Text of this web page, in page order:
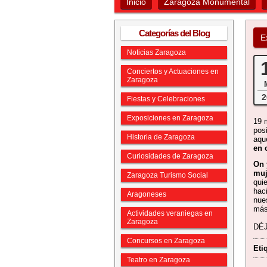
Categorías del Blog
Noticias Zaragoza
Conciertos y Actuaciones en
Zaragoza
Fiestas y Celebraciones
Exposiciones en Zaragoza
Historia de Zaragoza
Curiosidades de Zaragoza
Zaragoza Turismo Social
Aragoneses
Actividades veraniegas en
Zaragoza
Concursos en Zaragoza
Teatro en Zaragoza
19
en
On